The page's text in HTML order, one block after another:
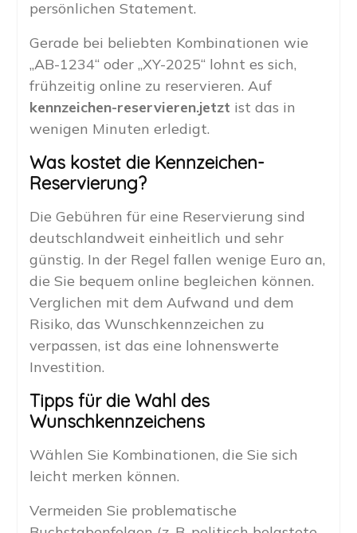
persönlichen Statement.
Gerade bei beliebten Kombinationen wie
„AB-1234“ oder „XY-2025“ lohnt es sich,
frühzeitig online zu reservieren. Auf
kennzeichen-reservieren.jetzt ist das in
wenigen Minuten erledigt.
Was kostet die Kennzeichen-
Reservierung?
Die Gebühren für eine Reservierung sind
deutschlandweit einheitlich und sehr
günstig. In der Regel fallen wenige Euro an,
die Sie bequem online begleichen können.
Verglichen mit dem Aufwand und dem
Risiko, das Wunschkennzeichen zu
verpassen, ist das eine lohnenswerte
Investition.
Tipps für die Wahl des
Wunschkennzeichens
Wählen Sie Kombinationen, die Sie sich
leicht merken können.
Vermeiden Sie problematische